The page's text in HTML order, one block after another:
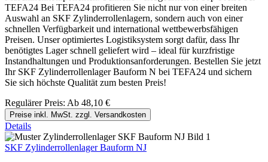
TEFA24 Bei TEFA24 profitieren Sie nicht nur von einer breiten
Auswahl an SKF Zylinderrollenlagern, sondern auch von einer
schnellen Verfügbarkeit und international wettbewerbsfähigen
Preisen. Unser optimiertes Logistiksystem sorgt dafür, dass Ihr
benötigtes Lager schnell geliefert wird – ideal für kurzfristige
Instandhaltungen und Produktionsanforderungen. Bestellen Sie jetzt
Ihr SKF Zylinderrollenlager Bauform N bei TEFA24 und sichern
Sie sich höchste Qualität zum besten Preis!
Regulärer Preis: Ab 48,10 €
Preise inkl. MwSt. zzgl. Versandkosten
Details
SKF Zylinderrollenlager Bauform NJ